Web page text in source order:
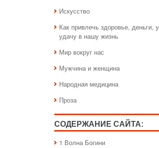
Искусство
Как привлечь здоровье, деньги,
удачу в нашу жизнь
Мир вокруг нас
Мужчина и женщина
Народная медицина
Проза
СОДЕРЖАНИЕ САЙТА:
1 Волна Богини